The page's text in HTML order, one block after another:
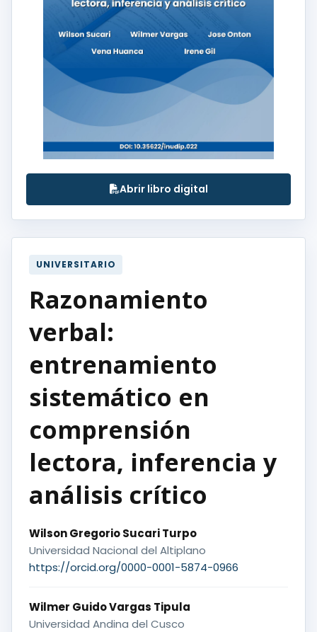
Abrir libro digital
UNIVERSITARIO
Razonamiento
verbal:
entrenamiento
sistemático en
comprensión
lectora, inferencia y
análisis crítico
Wilson Gregorio Sucari Turpo
Universidad Nacional del Altiplano
https://orcid.org/0000-0001-5874-0966
Wilmer Guido Vargas Tipula
Universidad Andina del Cusco